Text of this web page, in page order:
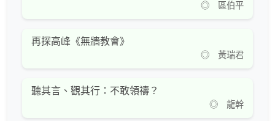
◎ 區伯平
再探高峰《無牆教會》
◎ 黃瑞君
聽其言、觀其行：不敢領禱？
◎ 龍幹